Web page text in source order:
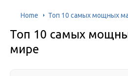
Home Топ 10 самых мощных
Топ 10 самых
мире